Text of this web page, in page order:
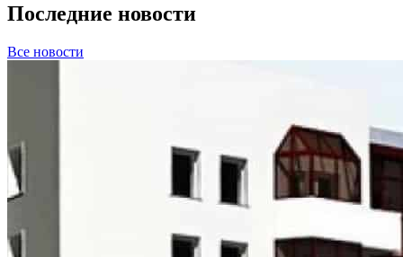
Последние новости
Все новости